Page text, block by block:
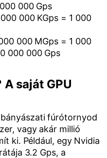
000 Gps
000 KGps = 1 000
000 MGps = 1 000
000 000 Gps
saját GPU
fúrótornyod
vagy akár millió
ki. Például, egy Nvidia
3.2 Gps, a